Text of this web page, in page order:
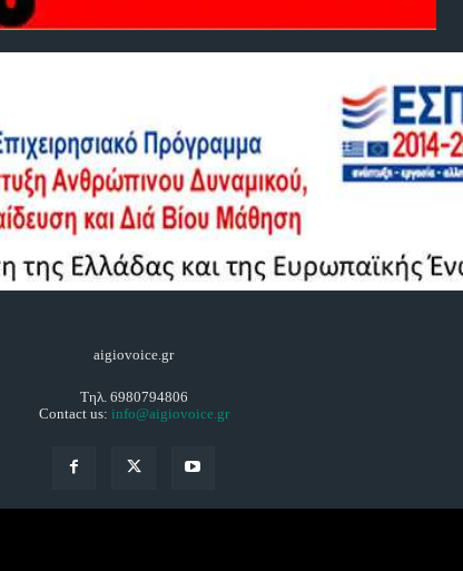
aigiovoice.gr
Τηλ. 6980794806
Contact us: info@aigiovoice.gr